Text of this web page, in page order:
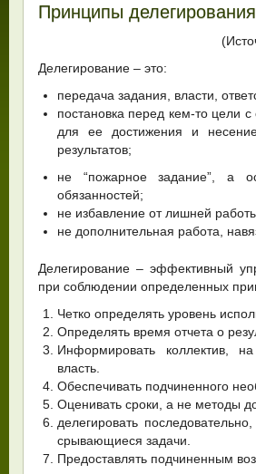
Принципы делегирования
Делегирование – это:
передача задания, власти,
постановка перед кем-то цели
для ее достижения и несение
результатов;
не “пожарное задание”, а
обязанностей;
не избавление от лишней
не дополнительная работа,
Делегирование – эффективный
при соблюдении определенных
Четко определять уровень
Определять время отчета о
Информировать коллектив,
власть.
Обеспечивать подчиненного
Оценивать сроки, а не методы
делегировать
срывающиеся задачи.
Предоставлять подчиненным